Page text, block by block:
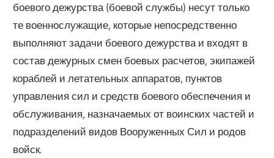
боевого дежурства (боевой службы) несут только
те военнослужащие, которые непосредственно
выполняют задачи боевого дежурства и входят в
состав дежурных смен боевых расчетов, экипажей
кораблей и летательных аппаратов, пунктов
управления сил и средств боевого обеспечения и
обслуживания, назначаемых от воинских частей и
подразделений видов Вооруженных Сил и родов
войск.